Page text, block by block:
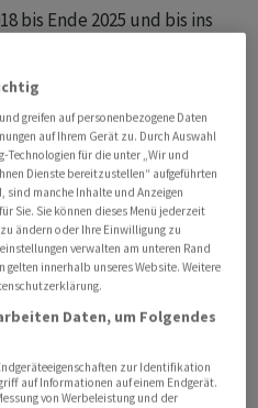
bis Ende 2025 und bis ins
und April 2025 fällig
für die Tranchen vier
werde Newron mit der
beginnen. Die EIB
Genuss einer bestimmten
Die Vereinbarung enthält
Bedingungen und
greifen auf personenbezogene Daten
auf Ihrem Gerät zu. Durch Auswahl
Technologien für die unter „Wir und
Dienste bereitzustellen“ aufgeführten
sind manche Inhalte und Anzeigen
Sie. Sie können dieses Menü jederzeit
ändern oder Ihre Einwilligung zu
verwalten am unteren Rand
gelten innerhalb unseres Website. Weitere
Daten, um Folgendes
zur Identifikation
auf Informationen auf einem Endgerät.
von Werbeleistung und der